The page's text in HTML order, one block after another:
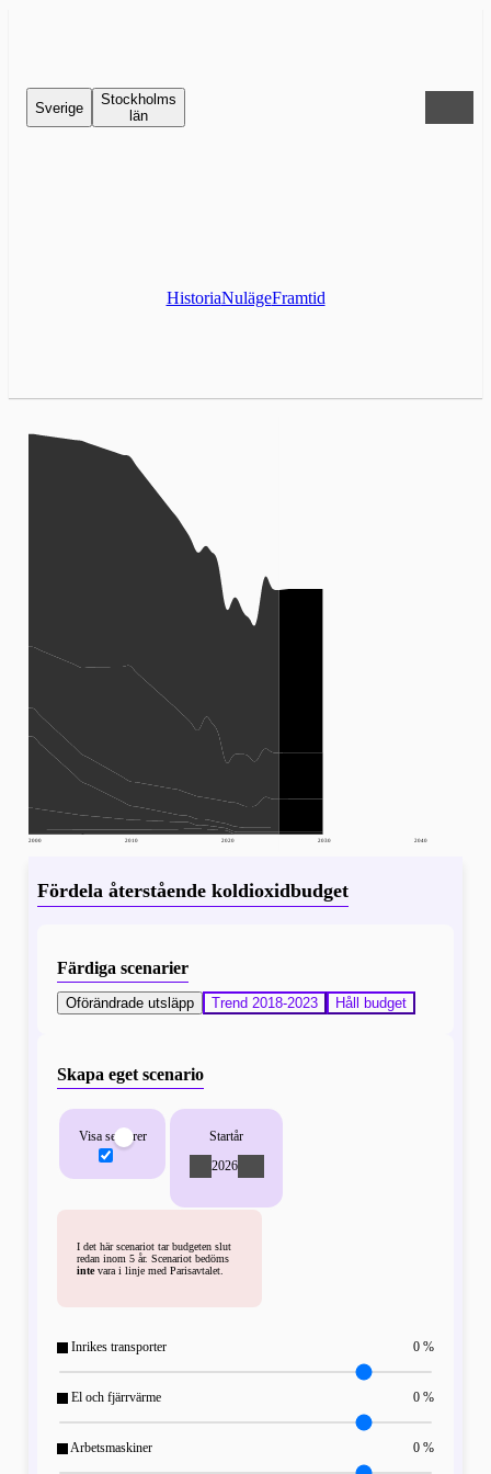
Sverige
Stockholms
län
HistoriaNulägeFramtid
2000 2010 2020 2030 2040
Fördela återstående koldioxidbudget
Färdiga scenarier
Oförändrade utsläpp Trend 2018-2023 Håll budget
Skapa eget scenario
Inrikes transporter 0 %
El och fjärrvärme 0 %
Arbetsmaskiner 0 %
Visa sektorer Startår
2026
I det här scenariot tar budgeten slut
redan inom 5 år. Scenariot bedöms
intevara i linje med Parisavtalet.